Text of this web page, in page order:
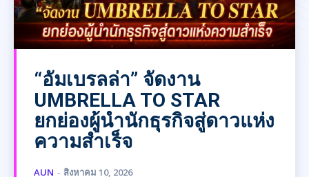
“อัมเบรลล่า” จัดงาน
UMBRELLA TO STAR
ยกย่องผู้นำนักธุรกิจสู่ดาวแห่ง
ความสำเร็จ
AUN - สิงหาคม 10, 2026